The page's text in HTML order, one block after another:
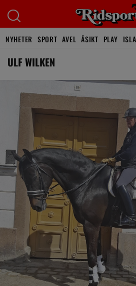
NYHETER SPORT AVEL ÅSIKT PLAY
ULF WILKEN